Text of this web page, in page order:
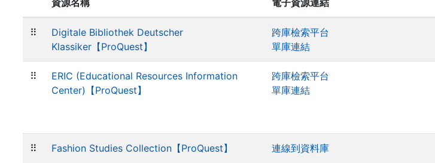
資源名稱 電子資源連結
⠿
Digitale Bibliothek Deutscher
Klassiker【ProQuest】
跨庫檢索平台
單庫連結
⠿
ERIC (Educational Resources Information
Center)【ProQuest】
跨庫檢索平台
單庫連結
⠿ Fashion Studies Collection【ProQuest】 連線到資料庫